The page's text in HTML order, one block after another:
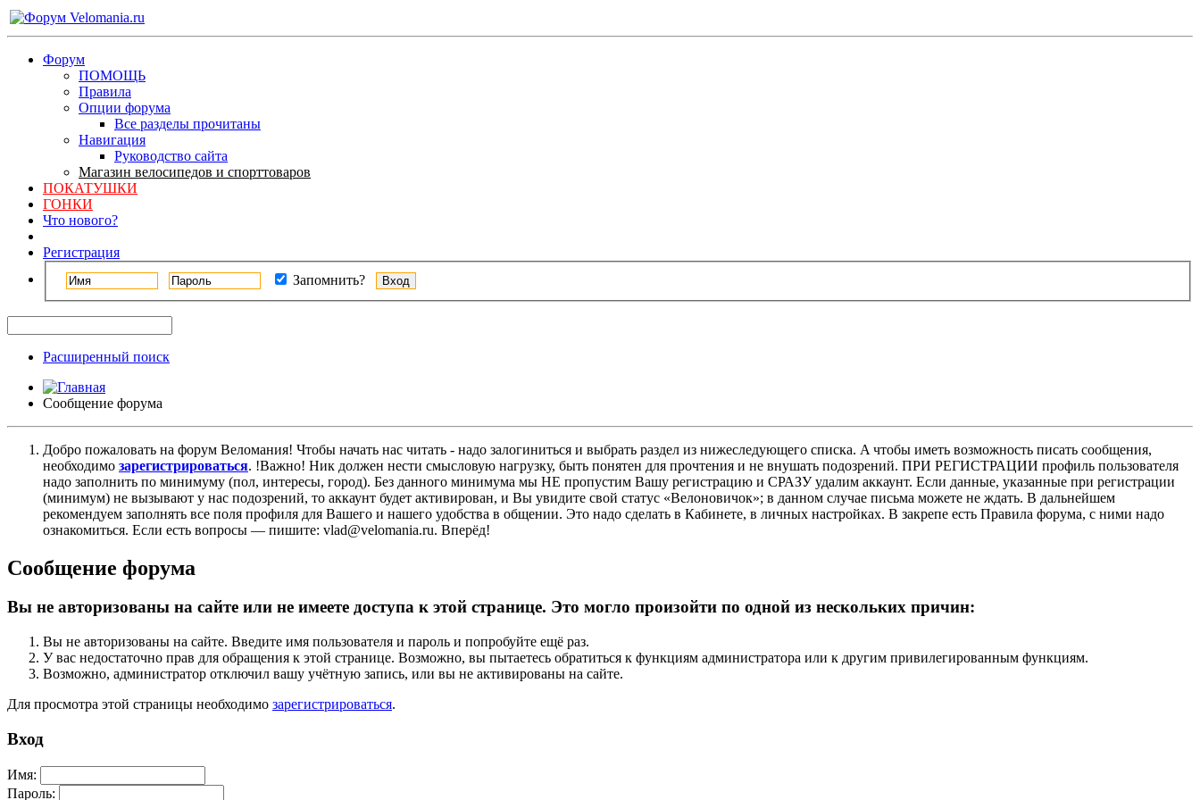
Форум
ПОМОЩЬ
Правила
Опции форума
Все разделы прочитаны
Навигация
Руководство сайта
Магазин велосипедов и спорттоваров
ПОКАТУШКИ
ГОНКИ
Что нового?
Регистрация
Запомнить?
Расширенный поиск
Сообщение форума
Добро пожаловать на форум Веломания! Чтобы начать нас читать - надо залогиниться и выбрать раздел из нижеследующего списка. A чтобы иметь возможность писать сообщения,
необходимо зарегистрироваться. !Важно! Ник должен нести смысловую нагрузку, быть понятен для прочтения и не внушать подозрений. ПРИ РЕГИСТРАЦИИ профиль пользователя
надо заполнить по минимуму (пол, интересы, город). Без данного минимума мы НЕ пропустим Вашу регистрацию и СРАЗУ удалим аккаунт. Если данные, указанные при регистрации
(минимум) не вызывают у нас подозрений, то аккаунт будет активирован, и Вы увидите свой статус «Велоновичок»; в данном случае письма можете не ждать. В дальнейшем
рекомендуем заполнять все поля профиля для Вашего и нашего удобства в общении. Это надо сделать в Кабинете, в личных настройках. В закрепе есть Правила форума, с ними надо
ознакомиться. Если есть вопросы — пишите: vlad@velomania.ru. Вперёд!
Сообщение форума
Вы не авторизованы на сайте или не имеете доступа к этой странице. Это могло произойти по одной из нескольких причин:
Вы не авторизованы на сайте. Введите имя пользователя и пароль и попробуйте ещё раз.
У вас недостаточно прав для обращения к этой странице. Возможно, вы пытаетесь обратиться к функциям администратора или к другим привилегированным функциям.
Возможно, администратор отключил вашу учётную запись, или вы не активированы на сайте.
Для просмотра этой страницы необходимо зарегистрироваться.
Вход
Имя:
Пароль: